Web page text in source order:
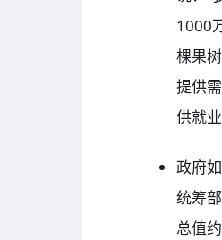
1000
棵果
提供
供就
政府
统筹
总值